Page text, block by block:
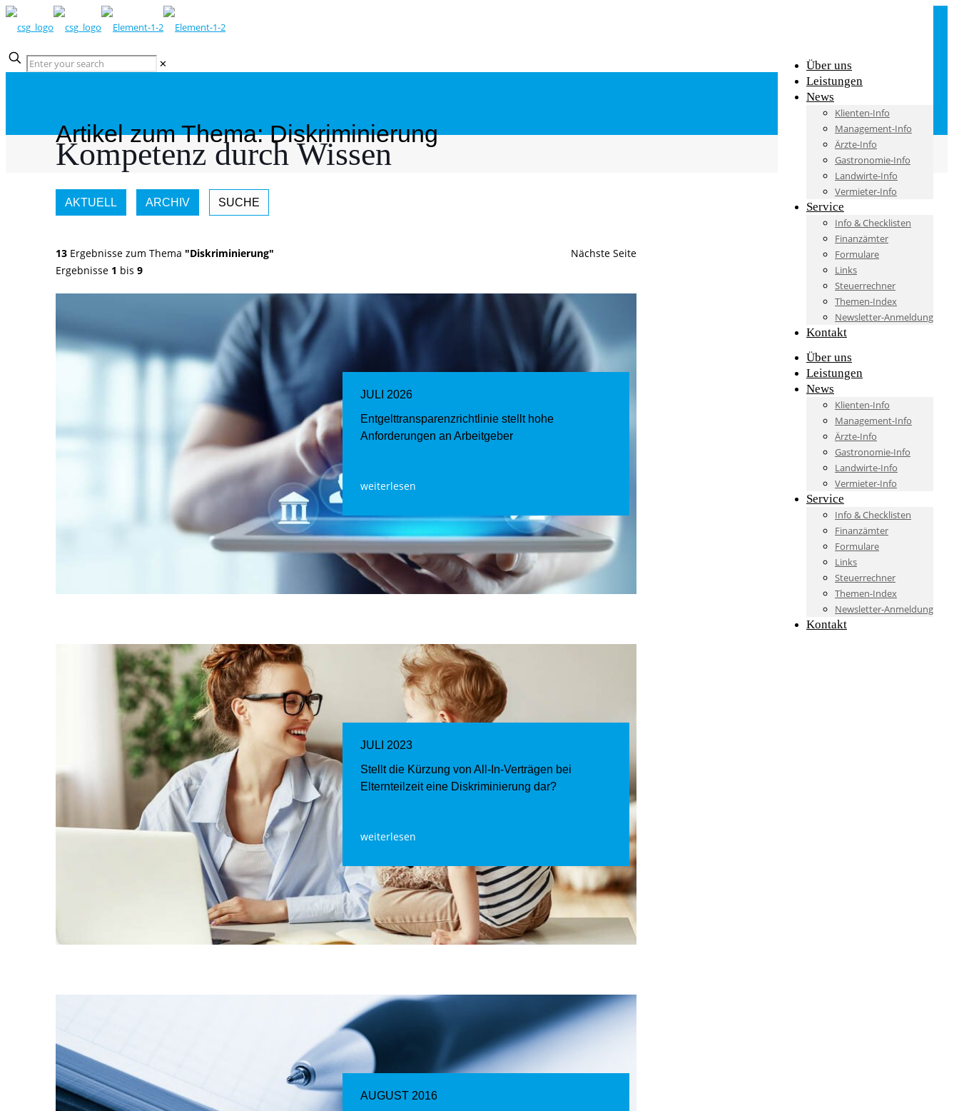
Über uns
Leistungen
News
Klienten-Info
Management-Info
Ärzte-Info
Gastronomie-Info
Landwirte-Info
Vermieter-Info
Service
Info & Checklisten
Finanzämter
Formulare
Links
Steuerrechner
Themen-Index
Newsletter-Anmeldung
Kontakt
Über uns
Leistungen
News
Klienten-Info
Management-Info
Ärzte-Info
Gastronomie-Info
Landwirte-Info
Vermieter-Info
Service
Info & Checklisten
Finanzämter
Formulare
Links
Steuerrechner
Themen-Index
Newsletter-Anmeldung
Kontakt
✕
Kompetenz durch Wissen
Artikel zum Thema: Diskriminierung
AKTUELL ARCHIV SUCHE
13 Ergebnisse zum Thema "Diskriminierung"
Ergebnisse 1 bis 9
Nächste Seite
JULI 2026
Entgelttransparenz​­richtlinie stellt hohe
Anforderungen an Arbeitgeber
weiterlesen
JULI 2023
Stellt die Kürzung von All-In-Verträgen bei
Elternteilzeit eine Diskriminierung dar?
weiterlesen
AUGUST 2016